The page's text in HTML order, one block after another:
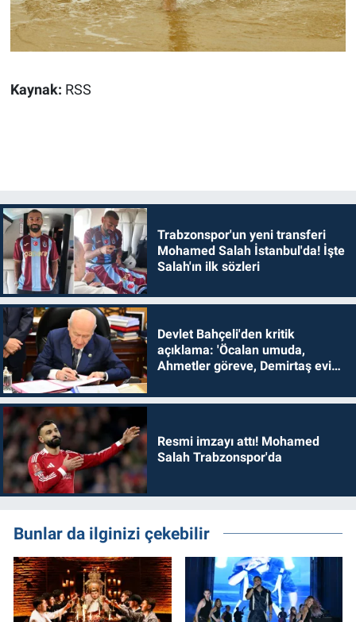
Kaynak: RSS
Trabzonspor'un yeni transferi
Mohamed Salah İstanbul'da! İşte
Salah'ın ilk sözleri
Devlet Bahçeli'den kritik
açıklama: 'Öcalan umuda,
Ahmetler göreve, Demirtaş evine
Resmi imzayı attı! Mohamed
Salah Trabzonspor'da
Bunlar da ilginizi çekebilir